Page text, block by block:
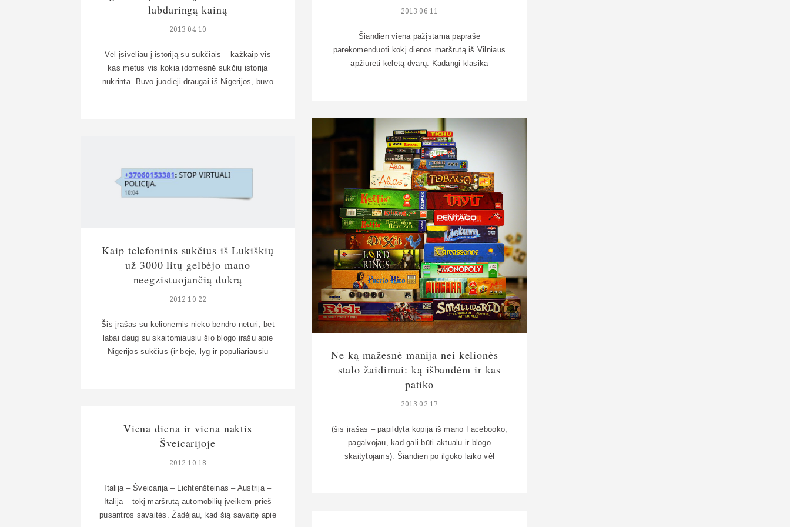
2013 06 11
Šiandien viena pažįstama paprašė
parekomenduoti kokį dienos maršrutą iš Vilniaus
apžiūrėti keletą dvarų. Kadangi klasika
siunčiau praktiškai sudarytą maršrutą po Širvintų
ir Ukmergės rajonų dvarus. Susiradau tą laišką
savo pašte, pagalvojau, kad tokia sukramtyta
informacija […]
labdaringą kainą
2013 04 10
Vėl įsivėliau į istoriją su sukčiais – kažkaip vis
kas metus vis kokia įdomesnė sukčių istorija
nukrinta. Buvo juodieji draugai iš Nigerijos, buvo
Ne ką mažesnė manija nei kelionės –
stalo žaidimai: ką išbandėm ir kas
patiko
2013 02 17
(šis įrašas – papildyta kopija iš mano Facebooko,
pagalvojau, kad gali būti aktualu ir blogo
skaitytojams). Šiandien po ilgoko laiko vėl
Kaip telefoninis sukčius iš Lukiškių
už 3000 litų gelbėjo mano
neegzistuojančią dukrą
2012 10 22
Šis įrašas su kelionėmis nieko bendro neturi, bet
labai daug su skaitomiausiu šio blogo įrašu apie
Nigerijos sukčius (ir beje, lyg ir populiariausiu
Viena diena ir viena naktis
Šveicarijoje
2012 10 18
Italija – Šveicarija – Lichtenšteinas – Austrija –
Italija – tokį maršrutą automobilių įveikėm prieš
pusantros savaitės. Žadėjau, kad šią savaitę apie